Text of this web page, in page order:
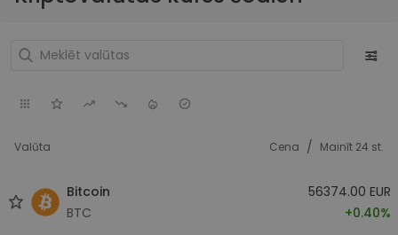
Valūta Cena / Mainīt 24 st.
Bitcoin
BTC
56374.00 EUR
+0.40%